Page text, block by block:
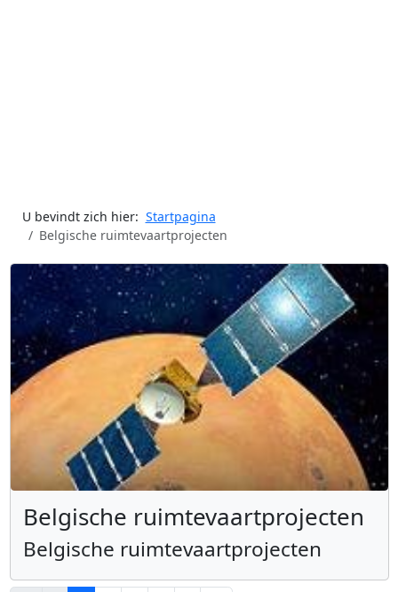
U bevindt zich hier: Startpagina
Belgische ruimtevaartprojecten
Belgische ruimtevaartprojecten
Belgische ruimtevaartprojecten